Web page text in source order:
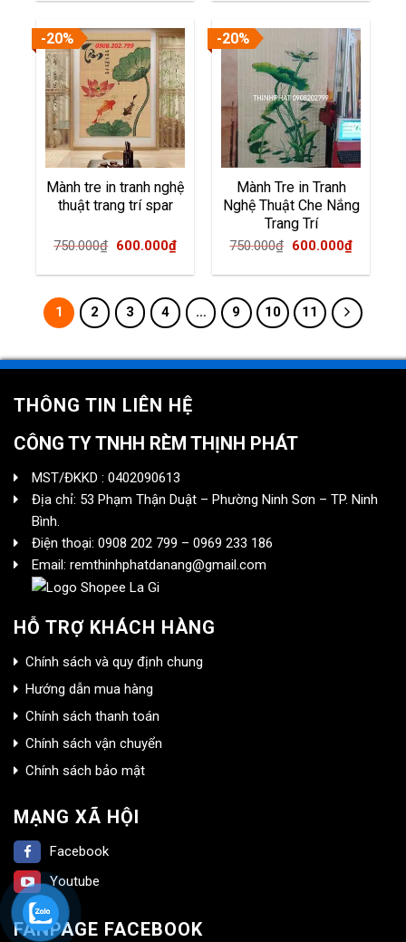
750.000₫.600.000₫.
800.000₫.
-20%
Mành tre in tranh nghệ
thuật trang trí spar
750.000₫ Original
750.000₫.
600.000₫Current
600.000₫.
-20%
Mành Tre in Tranh
Nghệ Thuật Che Nắng
Trang Trí
750.000₫ Original
750.000₫.
600.000₫Current
1 2 3 4 … 9 10 11
THÔNG TIN LIÊN HỆ
CÔNG TY TNHH RÈM THỊNH PHÁT
MST/ĐKKD : 0402090613
Địa chỉ: 53 Phạm Thận Duật – Phường Ninh Sơn – TP. Ninh
Bình.
Điện thoại: 0908 202 799 – 0969 233 186
Email: remthinhphatdanang@gmail.com
HỖ TRỢ KHÁCH HÀNG
Chính sách và quy định chung
Hướng dẫn mua hàng
Chính sách thanh toán
Chính sách vận chuyển
Chính sách bảo mật
MẠNG XÃ HỘI
Facebook
Youtube
FANPAGE FACEBOOK